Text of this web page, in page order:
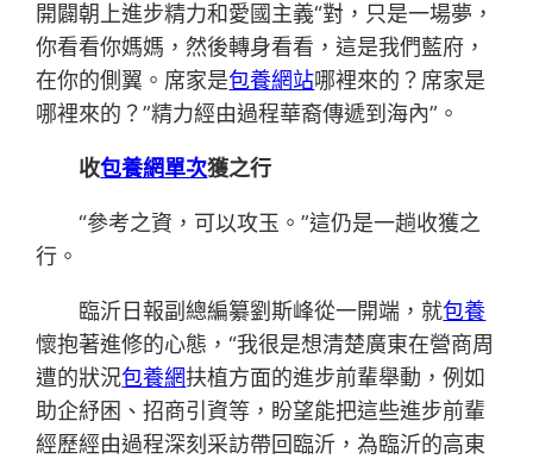
開闢朝上進步精力和愛國主義“對，只是一場夢，
你看看你媽媽，然後轉身看看，這是我們藍府，
在你的側翼。席家是包養網站哪裡來的？席家是
哪裡來的？”精力經由過程華裔傳遞到海內”。
收包養網單次獲之行
“參考之資，可以攻玉。”這仍是一趟收獲之
行。
臨沂日報副總編纂劉斯峰從一開端，就包養
懷抱著進修的心態，“我很是想清楚廣東在營商周
遭的狀況包養網扶植方面的進步前輩舉動，例如
助企紓困、招商引資等，盼望能把這些進步前輩
經歷經由過程深刻采訪帶回臨沂，為臨沂的高東